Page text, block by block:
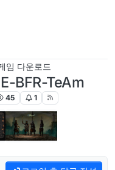
임 다운로드
BFR-TeAm
45 1